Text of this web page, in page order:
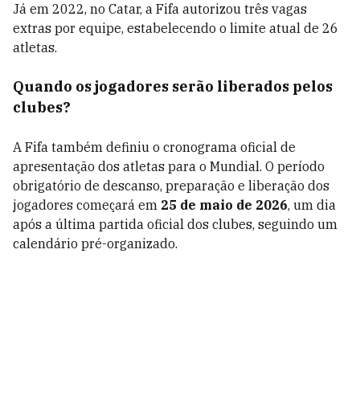
Já em 2022, no Catar, a Fifa autorizou três vagas
extras por equipe, estabelecendo o limite atual de 26
atletas.
Quando os jogadores serão liberados pelos
clubes?
A Fifa também definiu o cronograma oficial de
apresentação dos atletas para o Mundial. O período
obrigatório de descanso, preparação e liberação dos
jogadores começará em 25 de maio de 2026, um dia
após a última partida oficial dos clubes, seguindo um
calendário pré-organizado.